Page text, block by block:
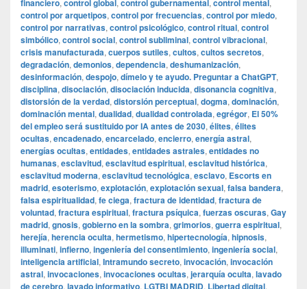
financiero, control global, control gubernamental, control mental,
control por arquetipos, control por frecuencias, control por miedo,
control por narrativas, control psicológico, control ritual, control
simbólico, control social, control subliminal, control vibracional,
crisis manufacturada, cuerpos sutiles, cultos, cultos secretos,
degradación, demonios, dependencia, deshumanización,
desinformación, despojo, dímelo y te ayudo. Preguntar a ChatGPT,
disciplina, disociación, disociación inducida, disonancia cognitiva,
distorsión de la verdad, distorsión perceptual, dogma, dominación,
dominación mental, dualidad, dualidad controlada, egrégor, El 50%
del empleo será sustituido por IA antes de 2030, élites, élites
ocultas, encadenado, encarcelado, encierro, energía astral,
energías ocultas, entidades, entidades astrales, entidades no
humanas, esclavitud, esclavitud espiritual, esclavitud histórica,
esclavitud moderna, esclavitud tecnológica, esclavo, Escorts en
madrid, esoterismo, explotación, explotación sexual, falsa bandera,
falsa espiritualidad, fe ciega, fractura de identidad, fractura de
voluntad, fractura espiritual, fractura psíquica, fuerzas oscuras, Gay
madrid, gnosis, gobierno en la sombra, grimorios, guerra espiritual,
herejía, herencia oculta, hermetismo, hipertecnología, hipnosis,
illuminati, infierno, ingeniería del consentimiento, ingeniería social,
inteligencia artificial, Intramundo secreto, invocación, invocación
astral, invocaciones, invocaciones ocultas, jerarquía oculta, lavado
de cerebro, lavado informativo, LGTBI MADRID, Libertad digital,